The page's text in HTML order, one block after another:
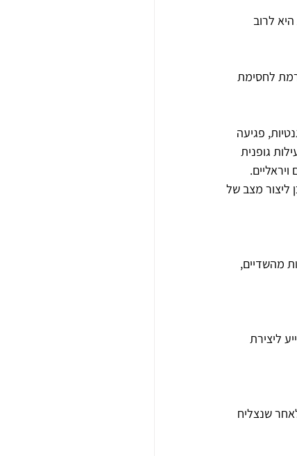
לרוב
לחסימת
פגיעה
גופנית
ליצור מצב של
מהשדיים,
ליצירת
שנצליח